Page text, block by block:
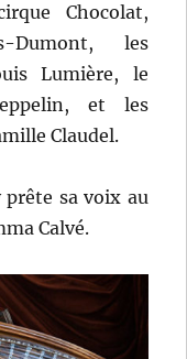
Chocolat,
Dumont, les
Lumière, le
et les
Claudel.
prête sa voix au
Calvé.